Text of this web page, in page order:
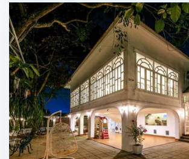
Long
Biên.
Ngôi
nhà
có vị
trí
tốt,
rất
yên
tĩnh
an
toàn,